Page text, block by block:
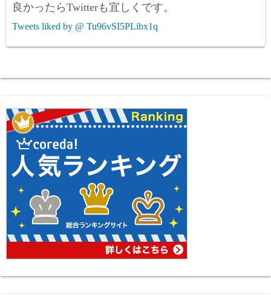
良かったらTwitterも宜しくです。
Tweets liked by @ Tu96vSI5PLibx1q